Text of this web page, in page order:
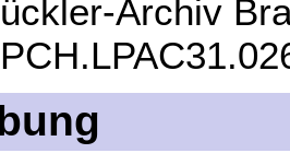
Archiv